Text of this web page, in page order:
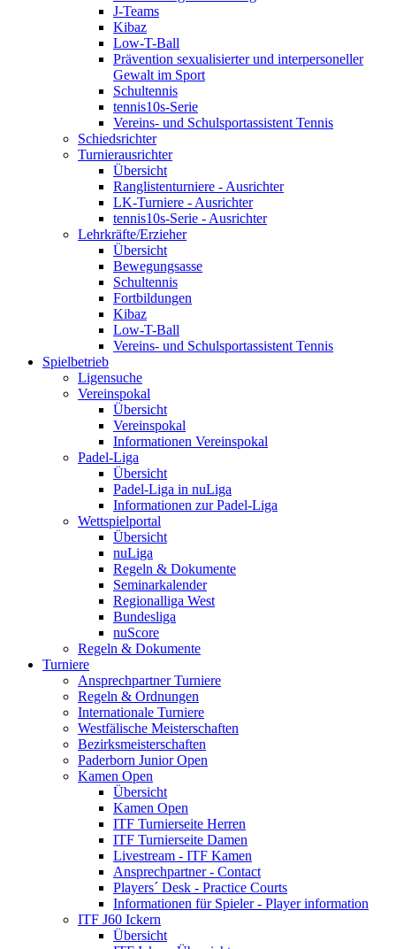
J-Teams
Kibaz
Low-T-Ball
Prävention sexualisierter und interpersoneller
Gewalt im Sport
Schultennis
tennis10s-Serie
Vereins- und Schulsportassistent Tennis
Schiedsrichter
Turnierausrichter
Übersicht
Ranglistenturniere - Ausrichter
LK-Turniere - Ausrichter
tennis10s-Serie - Ausrichter
Lehrkräfte/Erzieher
Übersicht
Bewegungsasse
Schultennis
Fortbildungen
Kibaz
Low-T-Ball
Vereins- und Schulsportassistent Tennis
Spielbetrieb
Ligensuche
Vereinspokal
Übersicht
Vereinspokal
Informationen Vereinspokal
Padel-Liga
Übersicht
Padel-Liga in nuLiga
Informationen zur Padel-Liga
Wettspielportal
Übersicht
nuLiga
Regeln & Dokumente
Seminarkalender
Regionalliga West
Bundesliga
nuScore
Regeln & Dokumente
Turniere
Ansprechpartner Turniere
Regeln & Ordnungen
Internationale Turniere
Westfälische Meisterschaften
Bezirksmeisterschaften
Paderborn Junior Open
Kamen Open
Übersicht
Kamen Open
ITF Turnierseite Herren
ITF Turnierseite Damen
Livestream - ITF Kamen
Ansprechpartner - Contact
Players´ Desk - Practice Courts
Informationen für Spieler - Player information
ITF J60 Ickern
Übersicht